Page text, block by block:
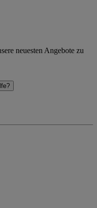
neuesten Angebote zu